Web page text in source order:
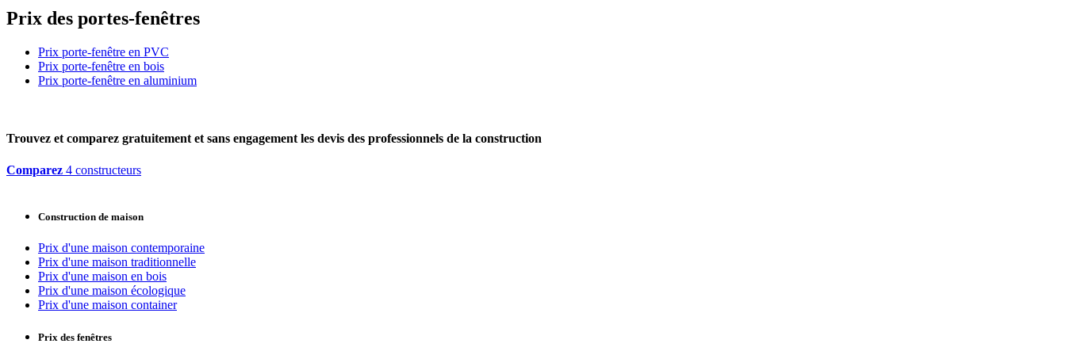
Prix des portes-fenêtres
Prix porte-fenêtre en PVC
Prix porte-fenêtre en bois
Prix porte-fenêtre en aluminium
Trouvez et comparez gratuitement et sans engagement les devis des professionnels de la construction
Comparez 4 constructeurs
Construction de maison
Prix d'une maison contemporaine
Prix d'une maison traditionnelle
Prix d'une maison en bois
Prix d'une maison écologique
Prix d'une maison container
Prix des fenêtres